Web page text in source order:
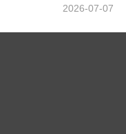
2026-07-07